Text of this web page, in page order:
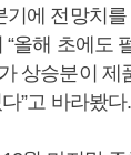
에 전망치를
“올해 초에도
상승분이 제
”고 바라봤다.